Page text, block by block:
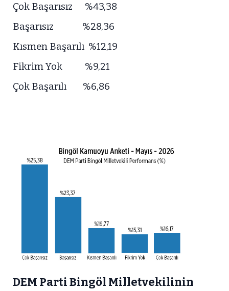
Çok Başarısız %43,38
Başarısız %28,36
Kısmen Başarılı %12,19
Fikrim Yok %9,21
Çok Başarılı %6,86
DEM Parti Bingöl Milletvekilinin